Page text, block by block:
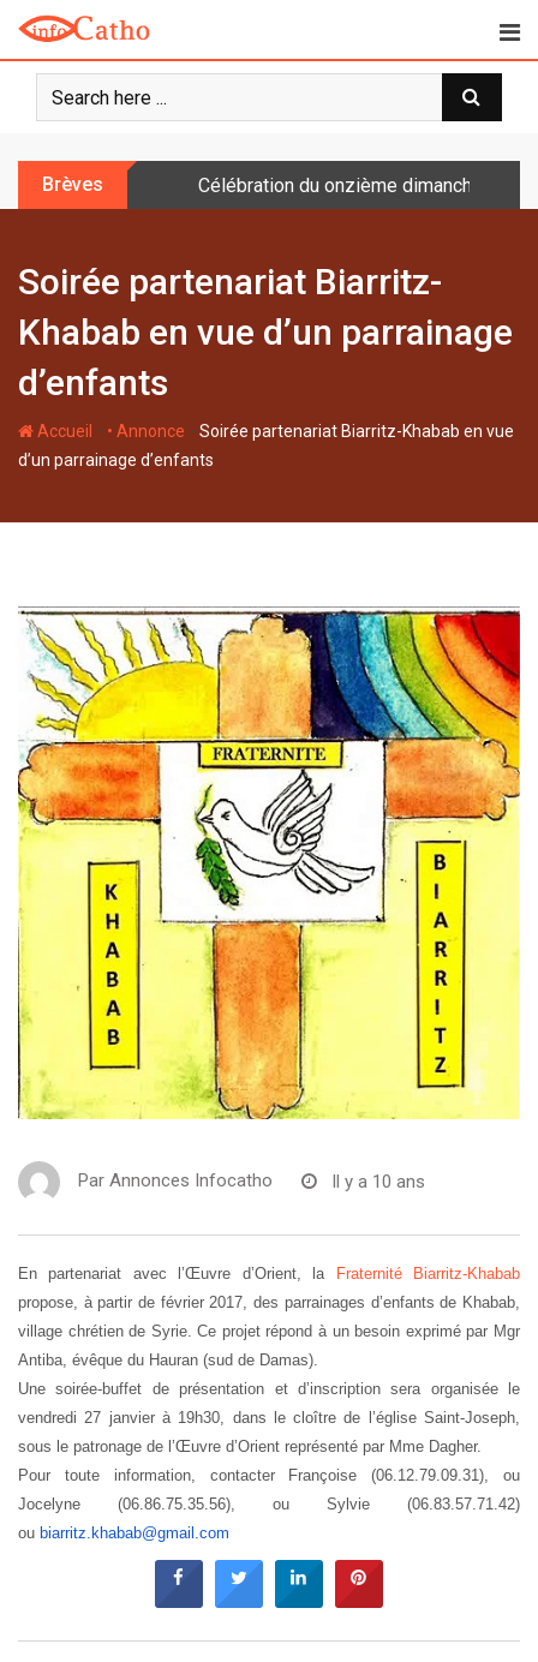
o
Brèves Célébration du onzième dimanche
Soirée partenariat Biarritz-
Khabab en vue d’un parrainage
d’enfants
Accueil - • Annonce -Soirée partenariat Biarritz-Khabab en vue
d’un parrainage d’enfants
Par Annonces Infocatho Il y a 10 ans
En partenariat avec l’Œuvre d’Orient, la
Fraternité Biarritz-Khabab
propose, à partir de février 2017, des parrainages d’enfants de Khabab,
village chrétien de Syrie. Ce projet répond à un besoin exprimé par Mgr
Antiba, évêque du Hauran (sud de Damas).
Une soirée-buffet de présentation et d’inscription sera organisée le
vendredi 27 janvier à 19h30, dans le cloître de l’église Saint-Joseph,
sous le patronage de l’Œuvre d’Orient représenté par Mme Dagher.
Pour toute information, contacter Françoise (06.12.79.09.31), ou
Jocelyne (06.86.75.35.56), ou Sylvie (06.83.57.71.42)
ou biarritz.khabab@gmail.com